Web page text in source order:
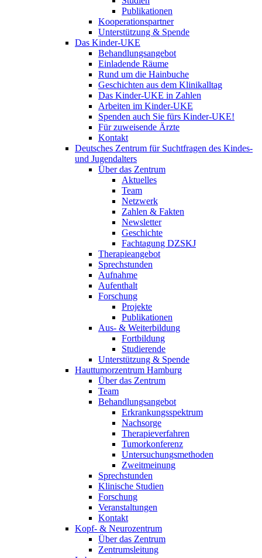
Publikationen
Kooperationspartner
Unterstützung & Spende
Das Kinder-UKE
Behandlungsangebot
Einladende Räume
Rund um die Hainbuche
Geschichten aus dem Klinikalltag
Das Kinder-UKE in Zahlen
Arbeiten im Kinder-UKE
Spenden auch Sie fürs Kinder-UKE!
Für zuweisende Ärzte
Kontakt
Deutsches Zentrum für Suchtfragen des Kindes-
und Jugendalters
Über das Zentrum
Aktuelles
Team
Netzwerk
Zahlen & Fakten
Newsletter
Geschichte
Fachtagung DZSKJ
Therapieangebot
Sprechstunden
Aufnahme
Aufenthalt
Forschung
Projekte
Publikationen
Aus- & Weiterbildung
Fortbildung
Studierende
Unterstützung & Spende
Hauttumorzentrum Hamburg
Über das Zentrum
Team
Behandlungsangebot
Erkrankungsspektrum
Nachsorge
Therapieverfahren
Tumorkonferenz
Untersuchungsmethoden
Zweitmeinung
Sprechstunden
Klinische Studien
Forschung
Veranstaltungen
Kontakt
Kopf- & Neurozentrum
Über das Zentrum
Zentrumsleitung